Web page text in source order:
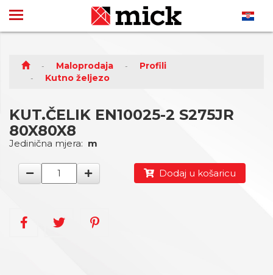
Maloprodaja
Profili
Kutno željezo
KUT.ČELIK EN10025-2 S275JR
80X80X8
Jedinična mjera: m
Dodaj u košaricu